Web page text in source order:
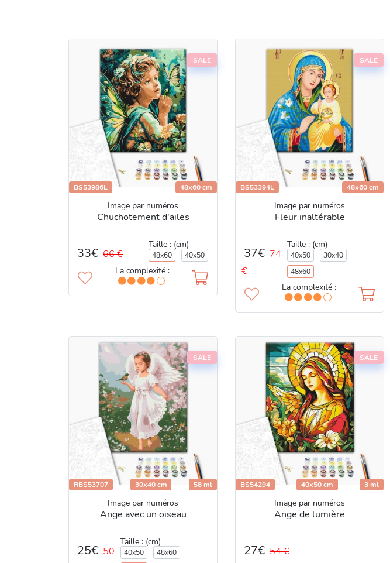
SALE
BS53986L 48x60 cm
Image par numéros
Chuchotement d'ailes
33€ 66 €
Taille : (cm)
48x60 40x50
La complexité :
SALE
BS53394L 48x60 cm
Image par numéros
Fleur inaltérable
37€ 74
€
Taille : (cm)
40x50
30x40
48x60
La complexité :
SALE
RBS53707 30x40 cm 58 ml
Image par numéros
Ange avec un oiseau
25€ 50
Taille : (cm)
40x50
48x60
SALE
BS54294 40x50 cm 3 ml
Image par numéros
Ange de lumière
27€ 54 €